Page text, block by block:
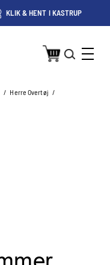
KLIK & HENT I KASTRUP
/ Herre Overtøj /